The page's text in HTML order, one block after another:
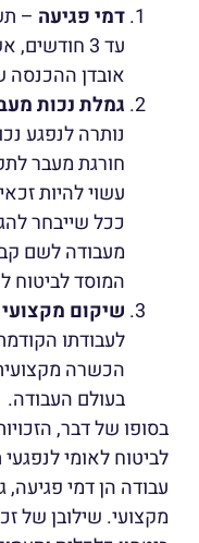
דמי פגיעה –
עד 3
אובדן ההכנסה
גמלת נכות
נותרה לנפגע
חורגת מעבר
עשוי להיות
ככל שייבחר
מעבודה לשם
המוסד לביטוח
שיקום מקצועי
לעבודתו
הכשרה
בעולם העבודה.
בסופו של דבר,
לביטוח לאומי
עבודה הן דמי פגיעה,
מקצועי. שילובן של